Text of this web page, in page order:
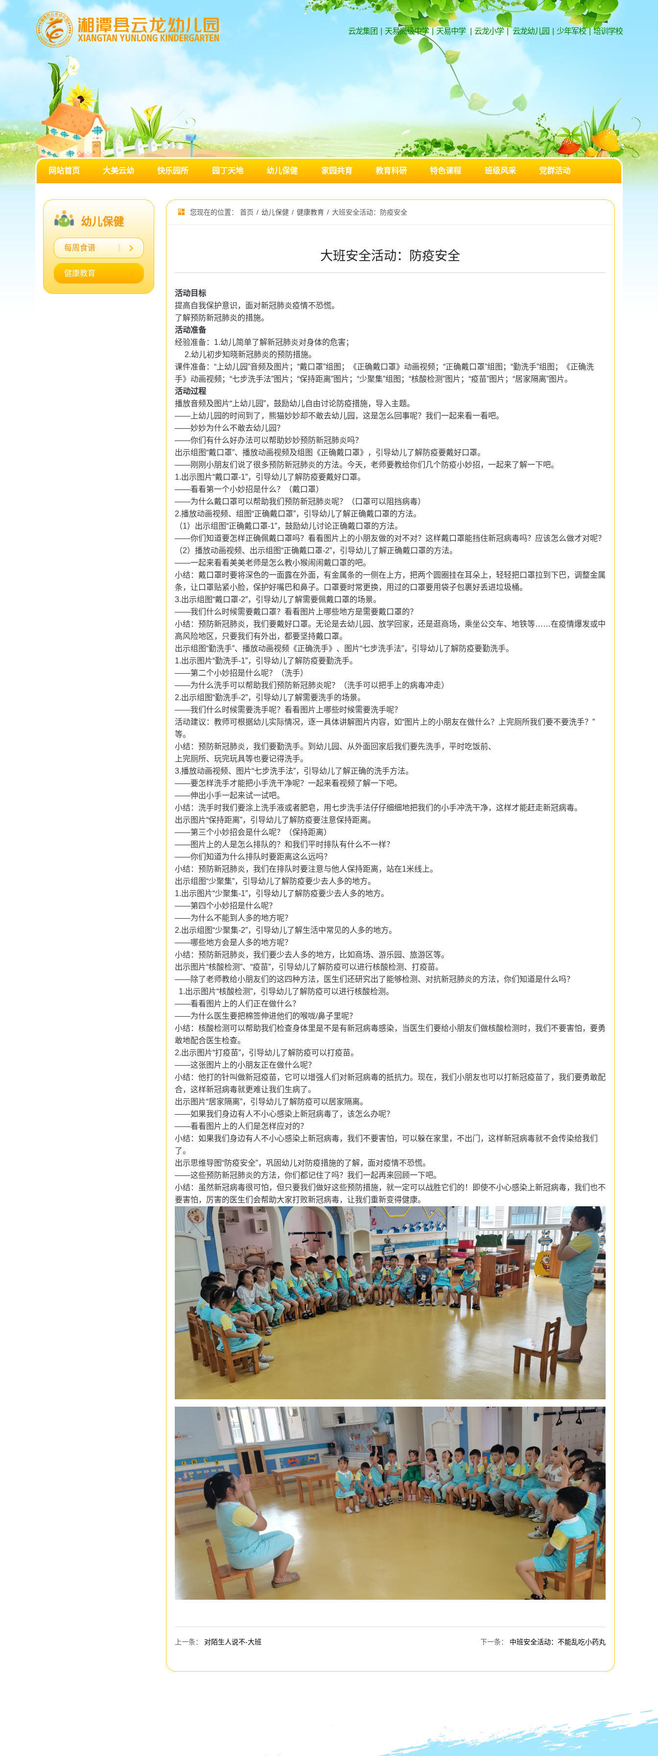
云龙集团 天易高级中学| 天易中学 云龙小学|云龙幼儿园 少年军校|培训学校
网站首页 大美云幼 快乐园所 园丁天地 幼儿保健 家园共育 教育科研 特色课程 班级风采 党群活动
幼儿保健
每周食谱
健康教育
您现在的位置： 首页 / 幼儿保健 / 健康教育 / 大班安全活动：防疫安全
大班安全活动：防疫安全
活动目标
提高自我保护意识， 面对新冠肺炎疫情不恐慌。
了解预防新冠肺炎的措施。
活动准备
经验准备： 1.幼儿简单了解新冠肺炎对身体的危害；
2.幼儿初步知晓新冠肺炎的预防措施。
课件准备：“上幼儿园”音频及图片；“戴口罩”组图；《正确戴口罩》动画视频；“正确戴口罩”组图；“勤洗手”组图；《正确洗
手》动画视频；“七步洗手法”图片；“保持距离”图片；“少聚集”组图；“核酸检测”图片；“疫苗”图片；“居家隔离”图片。
活动过程
播放音频及图片“上幼儿园”，鼓励幼儿自由讨论防疫措施，导入主题。
——上幼儿园的时间到了，熊猫妙妙却不敢去幼儿园，这是怎么回事呢？我们一起来看一看吧。
——妙妙为什么不敢去幼儿园？
——你们有什么好办法可以帮助妙妙预防新冠肺炎吗？
出示组图“戴口罩”、播放动画视频及组图《正确戴口罩》，引导幼儿了解防疫要戴好口罩。
——刚刚小朋友们说了很多预防新冠肺炎的方法。今天，老师要教给你们几个防疫小妙招，一起来了解一下吧。
1.出示图片“戴口罩-1”，引导幼儿了解防疫要戴好口罩。
——看看第一个小妙招是什么？（戴口罩）
——为什么戴口罩可以帮助我们预防新冠肺炎呢？（口罩可以阻挡病毒）
2.播放动画视频、组图“正确戴口罩”，引导幼儿了解正确戴口罩的方法。
（1）出示组图“正确戴口罩-1”，鼓励幼儿讨论正确戴口罩的方法。
——你们知道要怎样正确佩戴口罩吗？看看图片上的小朋友做的对不对？这样戴口罩能挡住新冠病毒吗？应该怎么做才对呢？
（2）播放动画视频、出示组图“正确戴口罩-2”，引导幼儿了解正确戴口罩的方法。
——一起来看看美美老师是怎么教小猴闹闹戴口罩的吧。
小结：戴口罩时要将深色的一面露在外面，有金属条的一侧在上方，把两个圆圈挂在耳朵上，轻轻把口罩拉到下巴，调整金属
条，让口罩贴紧小脸，保护好嘴巴和鼻子。口罩要时常更换，用过的口罩要用袋子包裹好丢进垃圾桶。
3.出示组图“戴口罩-2”，引导幼儿了解需要佩戴口罩的场景。
——我们什么时候需要戴口罩？看看图片上哪些地方是需要戴口罩的？
小结：预防新冠肺炎，我们要戴好口罩。无论是去幼儿园、放学回家，还是逛商场，乘坐公交车、地铁等……在疫情爆发或中
高风险地区，只要我们有外出，都要坚持戴口罩。
出示组图“勤洗手”、播放动画视频《正确洗手》、图片“七步洗手法”，引导幼儿了解防疫要勤洗手。
1.出示图片“勤洗手-1”，引导幼儿了解防疫要勤洗手。
——第二个小妙招是什么呢？（洗手）
——为什么洗手可以帮助我们预防新冠肺炎呢？（洗手可以把手上的病毒冲走）
2.出示组图“勤洗手-2”，引导幼儿了解需要洗手的场景。
——我们什么时候需要洗手呢？看看图片上哪些时候需要洗手呢？
活动建议：教师可根据幼儿实际情况，逐一具体讲解图片内容，如“图片上的小朋友在做什么？上完厕所我们要不要洗手？”
等。
小结：预防新冠肺炎，我们要勤洗手。 到幼儿园、从外面回家后我们要先洗手，平时吃饭前、
上完厕所、玩完玩具等也要记得洗手。
3.播放动画视频、图片“七步洗手法”，引导幼儿了解正确的洗手方法。
——要怎样洗手才能把小手洗干净呢？一起来看视频了解一下吧。
——伸出小手一起来试一试吧。
小结：洗手时我们要涂上洗手液或者肥皂，用七步洗手法仔仔细细地把我们的小手冲洗干净，这样才能赶走新冠病毒。
出示图片“保持距离”，引导幼儿了解防疫要注意保持距离。
——第三个小妙招会是什么呢？（保持距离）
——图片上的人是怎么排队的？和我们平时排队有什么不一样？
——你们知道为什么排队时要距离这么远吗？
小结：预防新冠肺炎，我们在排队时要注意与他人保持距离，站在1米线上。
出示组图“少聚集”，引导幼儿了解防疫要少去人多的地方。
1.出示图片“少聚集-1”，引导幼儿了解防疫要少去人多的地方。
——第四个小妙招是什么呢？
——为什么不能到人多的地方呢？
2.出示组图“少聚集-2”，引导幼儿了解生活中常见的人多的地方。
——哪些地方会是人多的地方呢？
小结：预防新冠肺炎，我们要少去人多的地方，比如商场、游乐园、旅游区等。
出示图片“核酸检测”、“疫苗”，引导幼儿了解防疫可以进行核酸检测、打疫苗。
——除了老师教给小朋友们的这四种方法，医生们还研究出了能够检测、对抗新冠肺炎的方法，你们知道是什么吗？
1.出示图片“核酸检测”，引导幼儿了解防疫可以进行核酸检测。
——看看图片上的人们正在做什么？
——为什么医生要把棉签伸进他们的喉咙/鼻子里呢？
小结：核酸检测可以帮助我们检查身体里是不是有新冠病毒感染，当医生们要给小朋友们做核酸检测时，我们不要害怕，要勇
敢地配合医生检查。
2.出示图片“打疫苗”，引导幼儿了解防疫可以打疫苗。
——这张图片上的小朋友正在做什么呢？
小结：他打的针叫做新冠疫苗，它可以增强人们对新冠病毒的抵抗力。现在，我们小朋友也可以打新冠疫苗了，我们要勇敢配
合，这样新冠病毒就更难让我们生病了。
出示图片“居家隔离”，引导幼儿了解防疫可以居家隔离。
——如果我们身边有人不小心感染上新冠病毒了，该怎么办呢？
——看看图片上的人们是怎样应对的？
小结：如果我们身边有人不小心感染上新冠病毒，我们不要害怕，可以躲在家里，不出门，这样新冠病毒就不会传染给我们
了。
出示思维导图“防疫安全”，巩固幼儿对防疫措施的了解，面对疫情不恐慌。
——这些预防新冠肺炎的方法，你们都记住了吗？我们一起再来回顾一下吧。
小结：虽然新冠病毒很可怕，但只要我们做好这些预防措施，就一定可以战胜它们的！即使不小心感染上新冠病毒，我们也不
要害怕，厉害的医生们会帮助大家打败新冠病毒，让我们重新变得健康。
上一条： 对陌生人说不-大班 下一条： 中班安全活动：不能乱吃小药丸